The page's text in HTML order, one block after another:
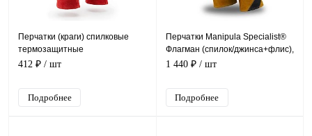
Перчатки (краги) спилковые
термозащитные
ProfLineSpecialist
412 ₽ / шт
Подробнее
Перчатки Manipula Specialist®
Флагман (спилок/джинса+флис),
SPL-74/TG-692
1 440 ₽ / шт
Подробнее